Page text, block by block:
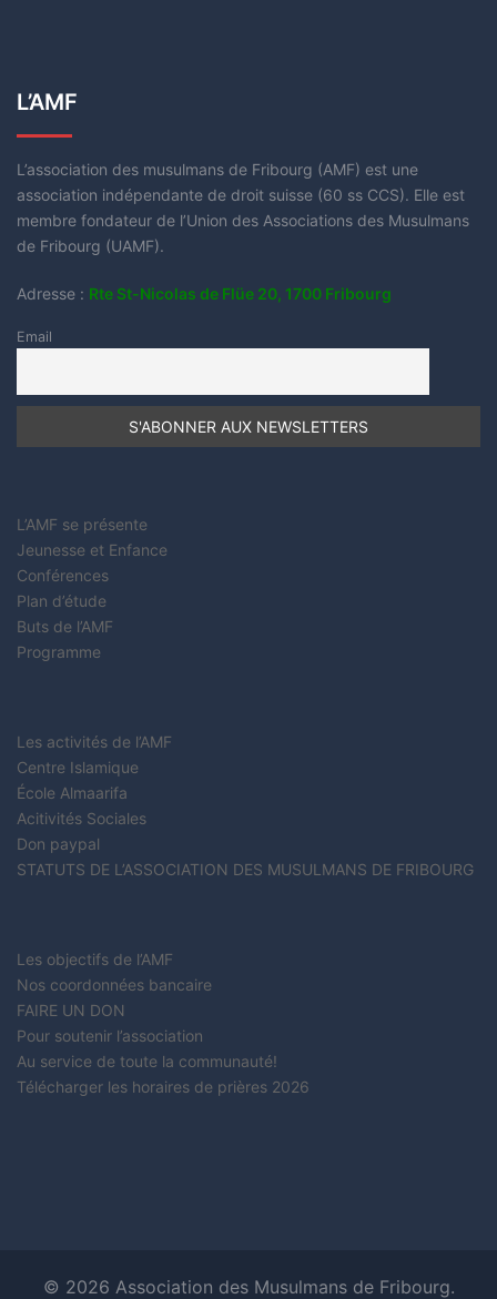
L’AMF
L’association des musulmans de Fribourg (AMF) est une
association indépendante de droit suisse (60 ss CCS). Elle est
membre fondateur de l’Union des Associations des Musulmans
de Fribourg (UAMF).
Adresse : Rte St-Nicolas de Flüe 20, 1700 Fribourg
Email
L’AMF se présente
Jeunesse et Enfance
Conférences
Plan d’étude
Buts de l’AMF
Programme
Les activités de l’AMF
Centre Islamique
École Almaarifa
Acitivités Sociales
Don paypal
STATUTS DE L’ASSOCIATION DES MUSULMANS DE FRIBOURG
Les objectifs de l’AMF
Nos coordonnées bancaire
FAIRE UN DON
Pour soutenir l’association
Au service de toute la communauté!
Télécharger les horaires de prières 2026
© 2026 Association des Musulmans de Fribourg.